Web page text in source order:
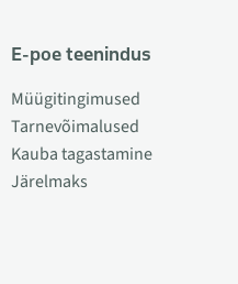
E-poe teenindus
Müügitingimused
Tarnevõimalused
Kauba tagastamine
Järelmaks